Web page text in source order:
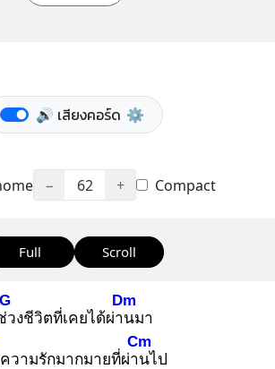
🔊 เสียงคอร์ด ⚙️
− 62 + Compact
Full Scroll
ว
G
งชีวิตที่เคยได้ผ่าน
Dm
มา
ความรักมากมายที่ผ่าน
Cm
ไป